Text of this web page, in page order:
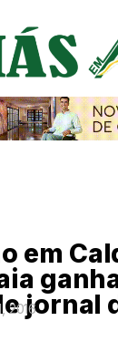
em
jornal
2016